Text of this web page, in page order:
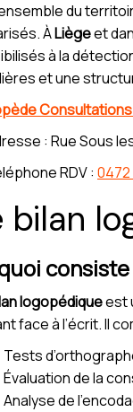
du
ÀLiègeet
à la
et une
: Rue Sous
RDV : 0472
bilan
logopédiqueest
face à l’écrit. Il
Tests
Évaluation de la
Analyse de